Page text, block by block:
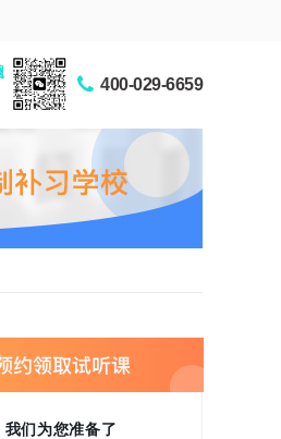
400-029-6659
我们为您准备了